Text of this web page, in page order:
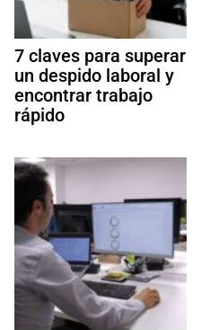
7 claves para superar
un despido laboral y
encontrar trabajo
rápido